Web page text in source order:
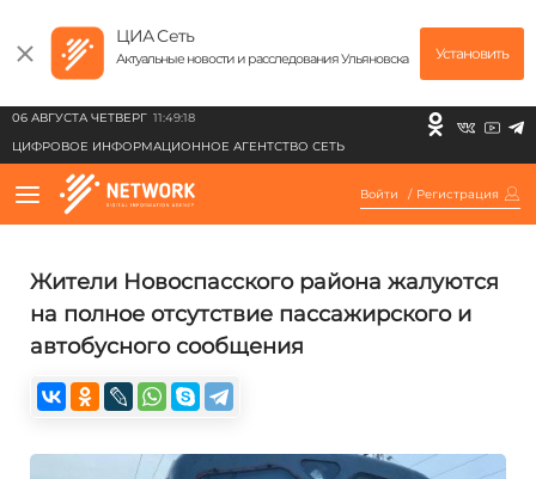
ЦИА Сеть
Актуальные новости и расследования Ульяновска Установить
06 АВГУСТА ЧЕТВЕРГ 11:49:18
ЦИФРОВОЕ ИНФОРМАЦИОННОЕ АГЕНТСТВО СЕТЬ
Войти / Регистрация
Жители Новоспасского района жалуются
на полное отсутствие пассажирского и
автобусного сообщения